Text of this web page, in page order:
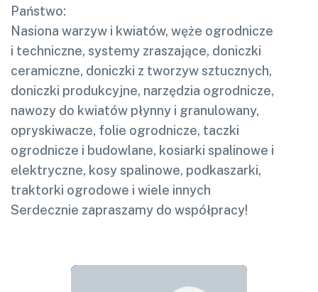
Państwo:
Nasiona warzyw i kwiatów, węże ogrodnicze
i techniczne, systemy zraszające, doniczki
ceramiczne, doniczki z tworzyw sztucznych,
doniczki produkcyjne, narzędzia ogrodnicze,
nawozy do kwiatów płynny i granulowany,
opryskiwacze, folie ogrodnicze, taczki
ogrodnicze i budowlane, kosiarki spalinowe i
elektryczne, kosy spalinowe, podkaszarki,
traktorki ogrodowe i wiele innych
Serdecznie zapraszamy do współpracy!